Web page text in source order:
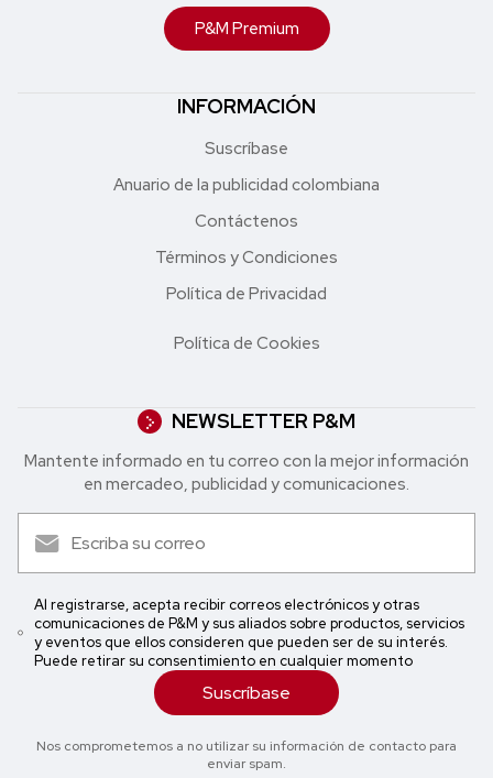
P&M Premium
INFORMACIÓN
Suscríbase
Anuario de la publicidad colombiana
Contáctenos
Términos y Condiciones
Política de Privacidad
Política de Cookies
NEWSLETTER P&M
Mantente informado en tu correo con la mejor in formación
en mercadeo, publicidad y comunicaciones.
Al registrarse, acepta recibir correos electrónicos y otras
comunicaciones de P&M y sus aliados sobre productos, servicios
y eventos que ellos consideren que pueden ser de su interés.
Puede retirar su consentimiento en cualquier momento
Suscríbase
Nos comprometemos a no utilizar su información de contacto para
enviar spam.